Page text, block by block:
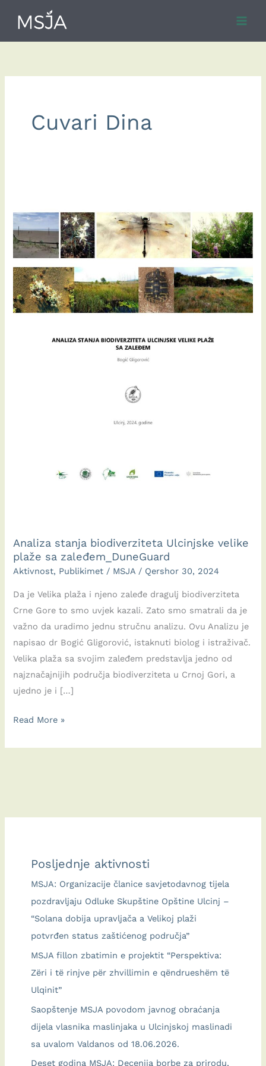
content
Cuvari Dina
Analiza stanja biodiverziteta Ulcinjske velike
plaže sa zaleđem_DuneGuard
Aktivnost, Publikimet / MSJA / Qershor 30, 2024
Da je Velika plaža i njeno zaleđe dragulj biodiverziteta
Crne Gore to smo uvjek kazali. Zato smo smatrali da je
važno da uradimo jednu stručnu analizu. Ovu Analizu je
napisao dr Bogić Gligorović, istaknuti biolog i istraživač.
Velika plaža sa svojim zaleđem predstavlja jedno od
najznačajnijih područja biodiverziteta u Crnoj Gori, a
ujedno je i […]
Analiza
biodiverziteta
sa
Read More »
Posljednje aktivnosti
MSJA: Organizacije članice savjetodavnog tijela
pozdravljaju Odluke Skupštine Opštine Ulcinj –
“Solana dobija upravljača a Velikoj plaži
potvrđen status zaštićenog područja”
MSJA fillon zbatimin e projektit “Perspektiva:
Zëri i të rinjve për zhvillimin e qëndrueshëm të
Ulqinit”
Saopštenje MSJA povodom javnog obraćanja
dijela vlasnika maslinjaka u Ulcinjskoj maslinadi
sa uvalom Valdanos od 18.06.2026.
Deset godina MSJA: Decenija borbe za prirodu,